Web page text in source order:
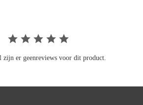
zijn er geenreviews voor dit product.